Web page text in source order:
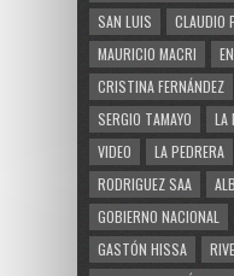
SAN LUIS
CLAUDIO
MAURICIO MACRI
CRISTINA FERNÁNDEZ
SERGIO TAMAYO
LA
VIDEO
LA PEDRERA
RODRIGUEZ SAA
GOBIERNO NACIONAL
GASTÓN HISSA